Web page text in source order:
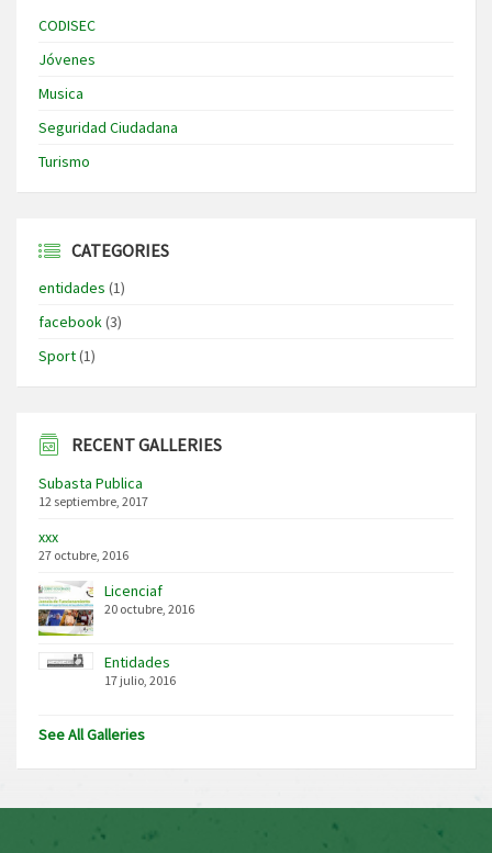
CODISEC
Jóvenes
Musica
Seguridad Ciudadana
Turismo
CATEGORIES
entidades (1)
facebook(3)
Sport(1)
RECENT GALLERIES
Subasta Publica
12 septiembre, 2017
xxx
27 octubre, 2016
Licenciaf
20 octubre, 2016
Entidades
17 julio, 2016
See All Galleries